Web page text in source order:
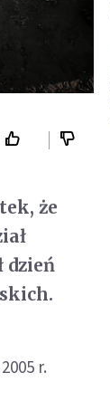
że
dzień
r.